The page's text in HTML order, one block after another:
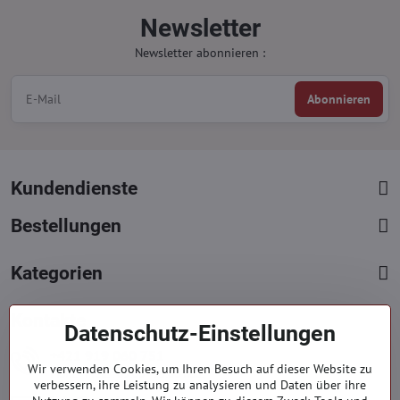
Newsletter
Newsletter abonnieren :
Abonnieren
Kundendienste
Bestellungen
Kategorien
Kontakte
Mont. - Freit. : 09:00 - 15:00 hod.
Datenschutz-Einstellungen
Wir verwenden Cookies, um Ihren Besuch auf dieser Website zu
verbessern, ihre Leistung zu analysieren und Daten über ihre